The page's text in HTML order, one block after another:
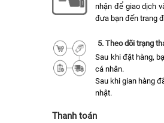
nhận để giao dịch
đưa bạn đến trang
5. Theo dõi trạng
Sau khi đặt hàng,
cá nhân.
Sau khi gian hàng
nhật.
Thanh toán